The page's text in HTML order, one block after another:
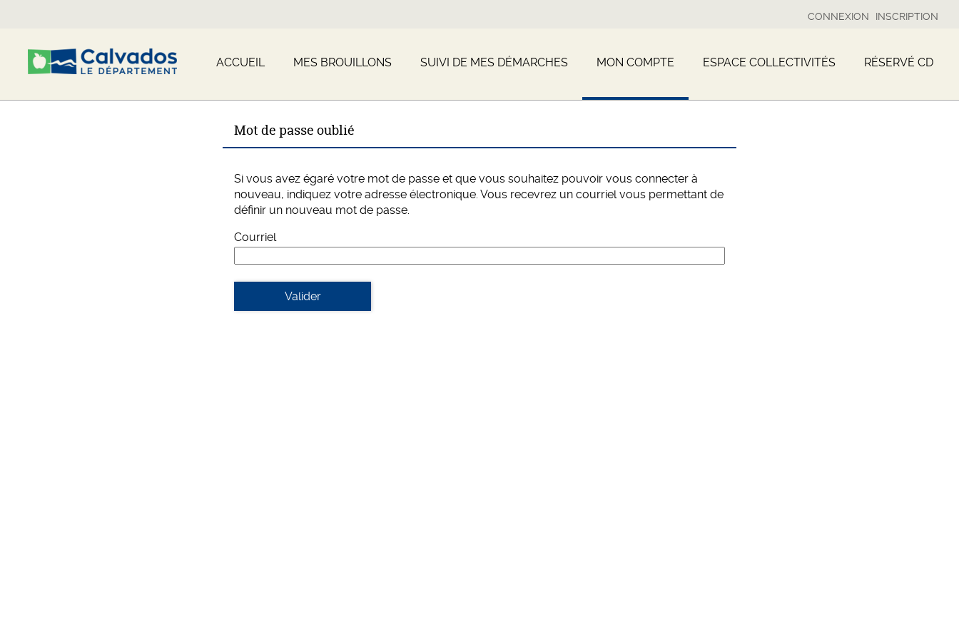
CONNEXION INSCRIPTION
ACCUEIL MES BROUILLONS SUIVI DE MES DÉMARCHES MON COMPTE ESPACE COLLECTIVITÉS RÉSERVÉ CD
Mot de passe oublié
Si vous avez égaré votre mot de passe et que vous souhaitez pouvoir vous connecter à
nouveau, indiquez votre adresse électronique. Vous recevrez un courriel vous permettant de
définir un nouveau mot de passe.
Courriel
Valider